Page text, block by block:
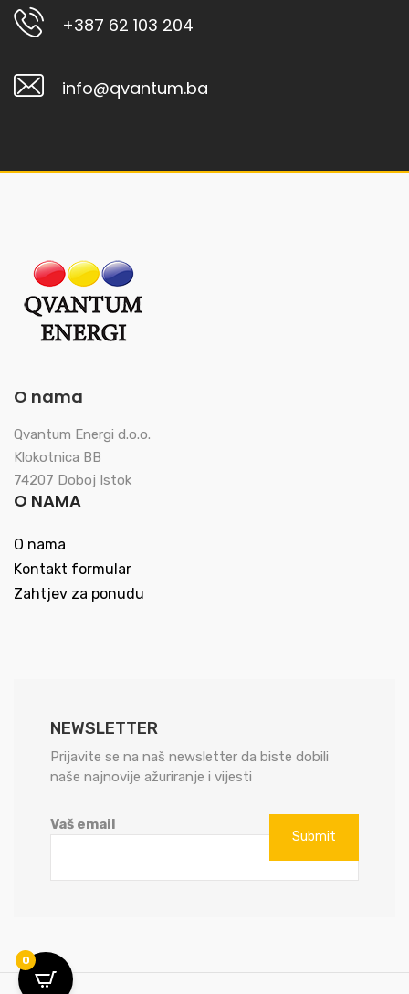
+387 62 103 204
info@qvantum.ba
O nama
Qvantum Energi d.o.o.
Klokotnica BB
74207 Doboj Istok
O NAMA
O nama
Kontakt formular
Zahtjev za ponudu
NEWSLETTER
Prijavite se na naš newsletter da biste dobili
naše najnovije ažuriranje i vijesti
Vaš email
0